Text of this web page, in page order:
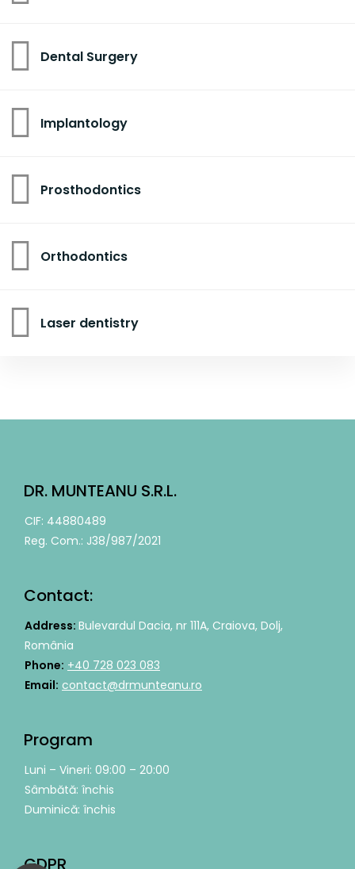
Dental Surgery
Implantology
Prosthodontics
Orthodontics
Laser dentistry
DR. MUNTEANU S.R.L.
CIF: 44880489
Reg. Com.: J38/987/2021
Contact:
Address: Bulevardul Dacia, nr 111A, Craiova, Dolj,
România
Phone: +40 728 023 083
Email: contact@drmunteanu.ro
Program
Luni – Vineri: 09:00 – 20:00
Sâmbătă: închis
Duminică: închis
GDPR